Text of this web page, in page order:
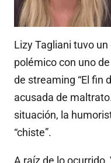
Lizy Tagliani tuvo
polémico con uno
de streaming “El fin
acusada de
situación, la
“chiste”.
A raíz de lo